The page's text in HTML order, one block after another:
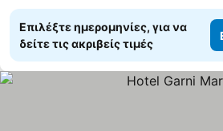
Επιλέξτε ημερομηνίες, για να
δείτε τις ακριβείς τιμές